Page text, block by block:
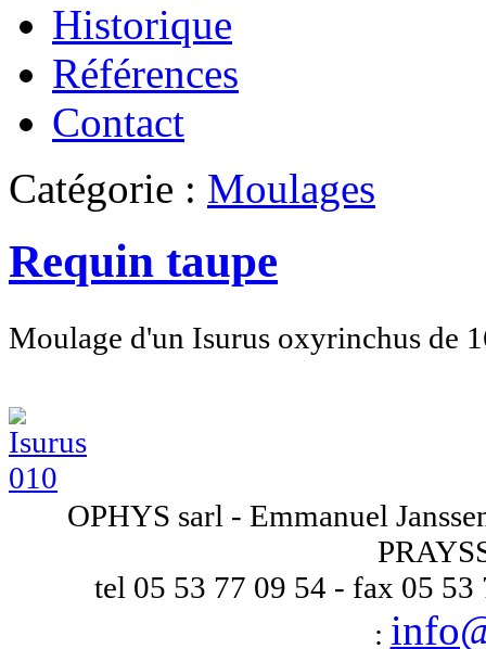
Historique
Références
Contact
Catégorie : Moulages
Requin taupe
Moulage d'un Isurus oxyrinchus de
OPHYS sarl - Emmanuel
tel 05 53 77 09 54 - fax 05
: